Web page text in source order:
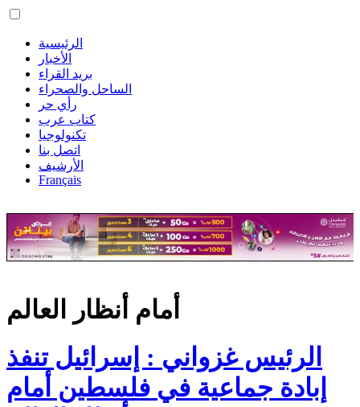
الرئيسية
الأخبار
بريد القراء
الساحل والصحراء
رأي حر
كتاب عرب
تكنولوجيا
اتصل بنا
الأرشيف
Français
أمام أنظار العالم
الرئيس غزواني : إسرائيل تنفذ
إبادة جماعية في فلسطين أمام